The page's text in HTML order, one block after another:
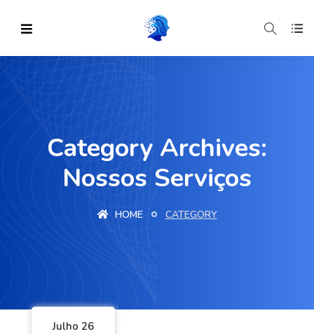
Category Archives:
Nossos Serviços
HOME CATEGORY
Julho 26